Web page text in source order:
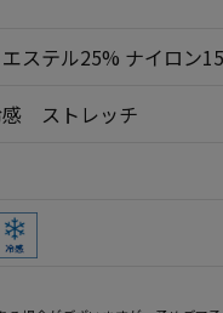
ステル25% ナイロン
感 ストレッチ